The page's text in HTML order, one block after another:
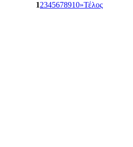
12345678910»Τέλος